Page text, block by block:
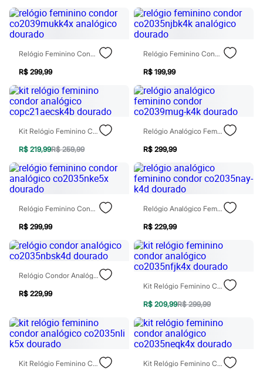
Moda praia
Biquínis
Maiôs
Personagens
Plus size
Blusas e Camisetas
Calças
Casacos e Jaquetas
Jeans
Moda esportiva
Shorts e Saias
Masculino
Em alta
Dia dos Pais
Inverno
Novidades
Roupas
Bermudas
Camisas
Camisetas e Regatas
Casacos e Jaquetas
Polos
Acessórios
Bolsas e Mochilas
Cintos
Carteiras
Óculos
Relógios
Calçados
Relógio Feminino Condor Co2039mukk4x Analógico Dourado
R$ 299,99
Relógio Feminino Condor Co2035njbk4k Analógico Dourado
R$ 199,99
Kit Relógio Feminino Condor Analógico Copc21aecsk4b Dourado
R$ 219,99R$ 259,99
Relógio Analógico Feminino Condor Co2039mug-K4k Dourado
R$ 299,99
Relógio Feminino Condor Analógico Co2035nke5x Dourado
R$ 299,99
Relógio Analógico Feminino Condor Co2035nay-K4d Dourado
R$ 229,99
Relógio Condor Analógico Co2035nbsk4d Dourado
R$ 229,99
Kit Relógio Feminino Condor Analógico Co2035nfjk4x Dourado
R$ 209,99R$ 299,99
Kit Relógio Feminino Condor Analógico Co2035nli K5x Dourado Kit Relógio Feminino Condor Analógico Co2035neqk4x Dourado